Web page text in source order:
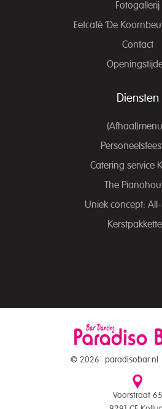
Fotogallerij
Eetcafé ‘De
Contact
Diensten
Catering service
The
Uniek concept:
© 2026 paradisobar.nl
Voorstraat 65